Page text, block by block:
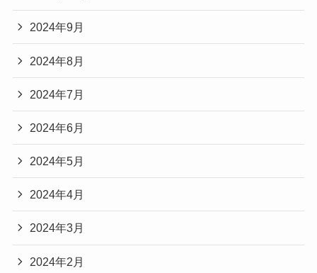
2024年9月
2024年8月
2024年7月
2024年6月
2024年5月
2024年4月
2024年3月
2024年2月